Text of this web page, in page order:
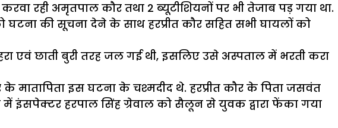
रही अमृतपाल कौर तथा 2 ब्यूटीशियनों पर भी तेजाब पड़ गया था.
की सूचना देने के साथ हरप्रीत कौर सहित सभी घायलों को
एवं छाती बुरी तरह जल गई थी, इसलिए उसे अस्पताल में भरती करा
इस घटना के चश्मदीद थे. हरप्रीत कौर के पिता जसवंत
इंसपेक्टर हरपाल सिंह ग्रेवाल को सैलून से युवक द्वारा फेंका गया